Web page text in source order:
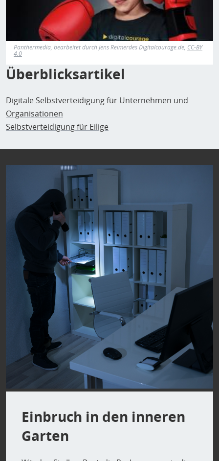
Panthermedia, bearbeitet durch Jens Reimerdes Digitalcourage.de, CC-BY
4.0
Überblicksartikel
Digitale Selbstverteidigung für Unternehmen und
Organisationen
Selbstverteidigung für Eilige
Einbruch in den inneren
Garten